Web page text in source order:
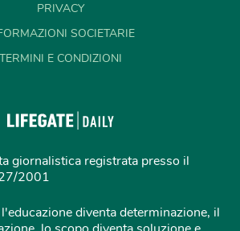
PRIVACY
SOCIETARIE
TERMINI E CONDIZIONI
giornalistica registrata presso il
2001
diventa determinazione, il